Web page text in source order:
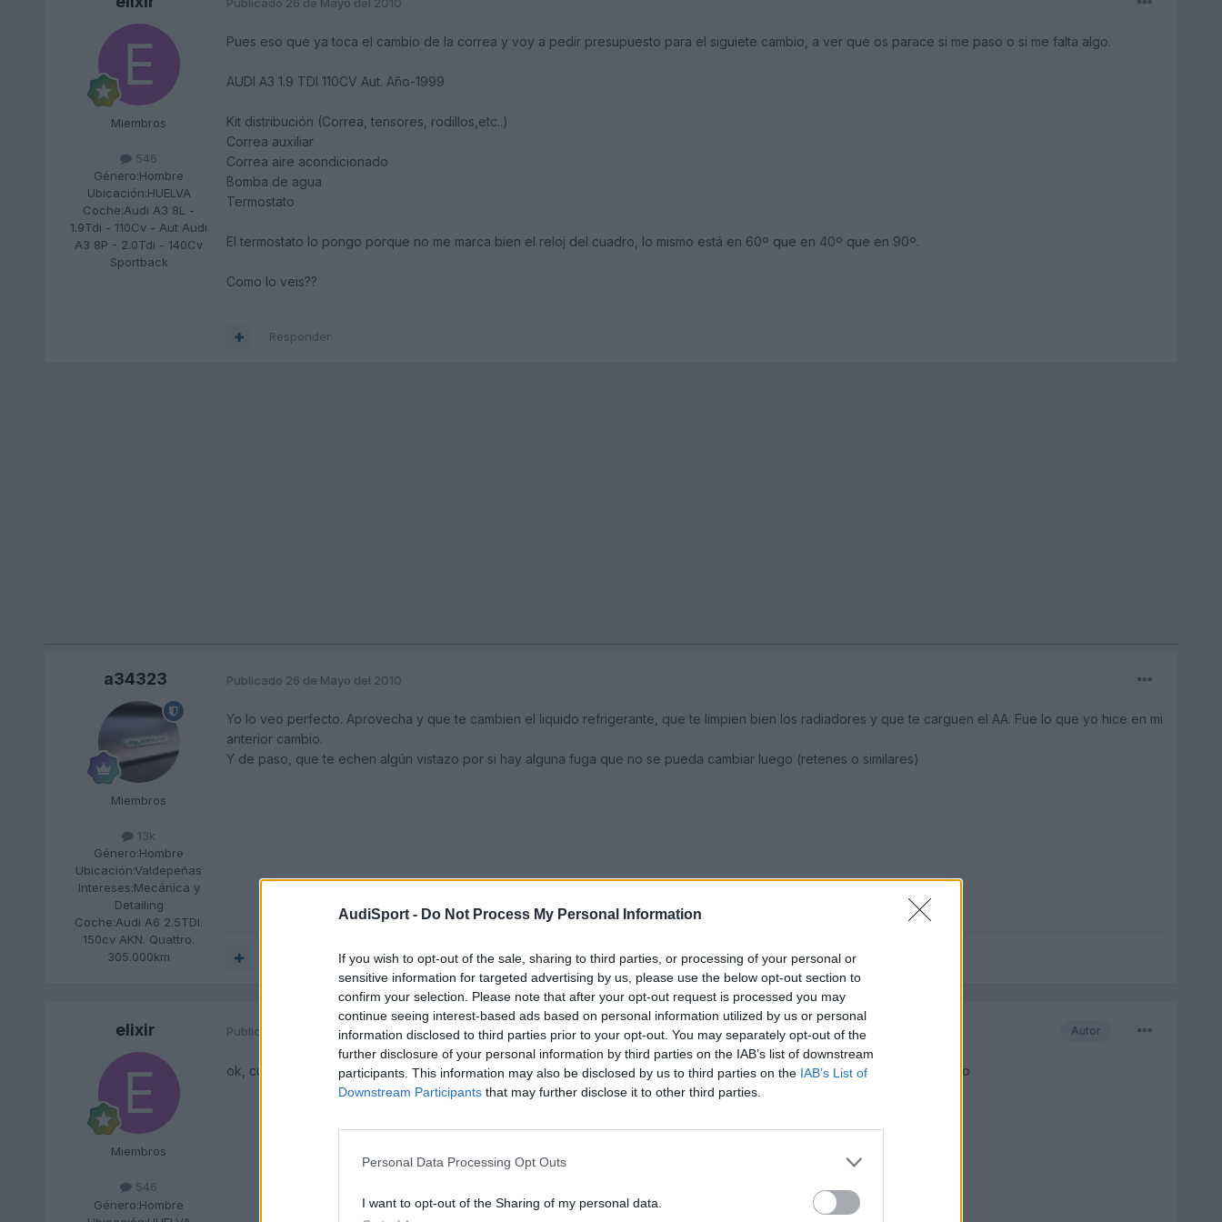
AudiSport - Do Not Process My Personal Information
If you wish to opt-out of the sale, sharing to third parties, or processing of your personal or
sensitive information for targeted advertising by us, please use the below opt-out section to
confirm your selection. Please note that after your opt-out request is processed you may
continue seeing interest-based ads based on personal information utilized by us or personal
information disclosed to third parties prior to your opt-out. You may separately opt-out of the
further disclosure of your personal information by third parties on the IAB’s list of downstream
participants. This information may also be disclosed by us to third parties on the IAB’s List of
Downstream Participants that may further disclose it to other third parties.
Personal Data Processing Opt Outs
I want to opt-out of the Sharing of my personal data.
Miembros
546
Género:Hombre
Ubicación:HUELVA
Coche:Audi A3 8L -
1.9Tdi - 110Cv - Aut Audi
A3 8P - 2.0Tdi - 140Cv
Sportback
Pues eso que ya toca el cambio de la correa y voy a pedir presupuesto para el siguiete cambio, a ver que os parace si me paso o si me falta algo.
AUDI A3 1.9 TDI 110CV Aut. Año-1999
Kit distribución (Correa, tensores, rodillos,etc..)
Correa auxiliar
Correa aire acondicionado
Bomba de agua
Termostato
El termostato lo pongo porque no me marca bien el reloj del cuadro, lo mismo está en 60º que en 40º que en 90º.
Como lo veis??
Responder
a34323
Miembros
13k
Género:Hombre
Ubicación:Valdepeñas
Intereses:Mecánica y
Detailing
Coche:Audi A6 2.5TDI.
150cv AKN. Quattro.
305.000km
Publicado 26 de Mayo del 2010
Yo lo veo perfecto. Aprovecha y que te cambien el liquido refrigerante, que te limpien bien los radiadores y que te carguen el AA. Fue lo que yo hice en mi
anterior cambio.
Y de paso, que te echen algún vistazo por si hay alguna fuga que no se pueda cambiar luego (retenes o similares)
elixir
Miembros
546
Género:Hombre
Autor
Publicado 26 de Mayo del 2010
ok, cuanto puede salir la recarga del AA??Es aconsejable acerlo junto con el cambio de la correa??por mano de obra y eso